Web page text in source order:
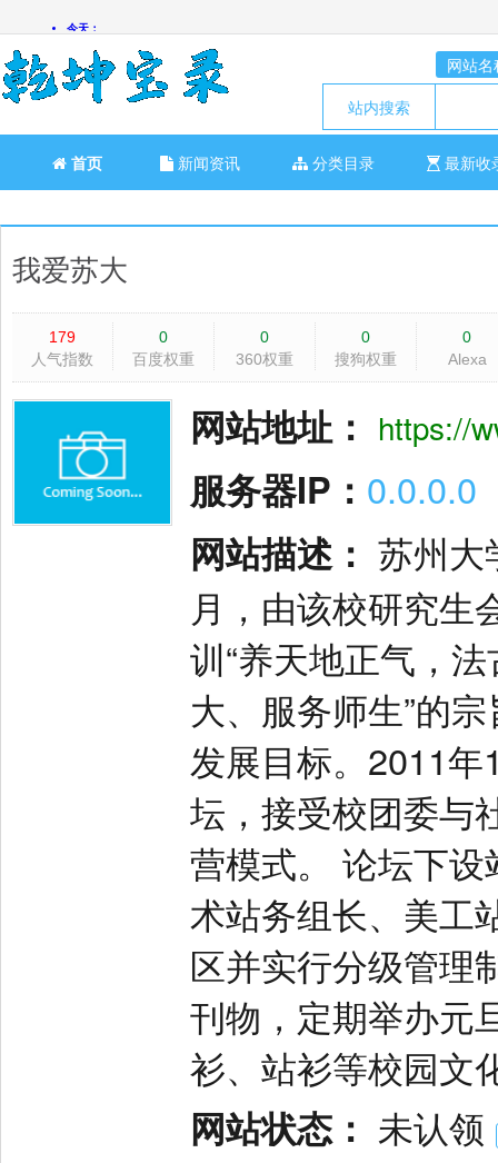
网站名
站内搜索
首页 新闻资讯 分类目录 最新收
我爱苏大
179
人气指数
0
百度权重
0
360权重
0
搜狗权重
0
Alexa
网站地址： https://
服务器IP： 0.0.0.0
网站描述： 苏州大
月，由该校研究生
训“养天地正气，
大、服务师生”的
发展目标。2011
坛，接受校团委与
营模式。 论坛下
术站务组长、美工
区并实行分级管理
刊物，定期举办元
衫、站衫等校园文
网站状态： 未认领